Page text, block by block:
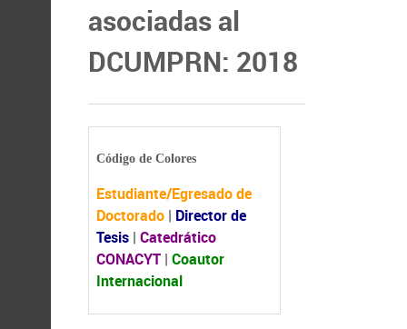
asociadas al
DCUMPRN: 2018
Código de Colores
Estudiante/Egresado de
Doctorado | Director de
Tesis | Catedrático
CONACYT | Coautor
Internacional